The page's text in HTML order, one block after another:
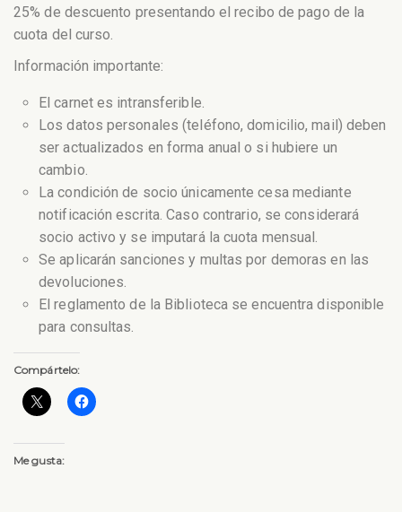
25% de descuento presentando el recibo de pago de la
cuota del curso.
Información importante:
El carnet es intransferible.
Los datos personales (teléfono, domicilio, mail) deben
ser actualizados en forma anual o si hubiere un
cambio.
La condición de socio únicamente cesa mediante
notificación escrita. Caso contrario, se considerará
socio activo y se imputará la cuota mensual.
Se aplicarán sanciones y multas por demoras en las
devoluciones.
El reglamento de la Biblioteca se encuentra disponible
para consultas.
Compártelo:
Me gusta: